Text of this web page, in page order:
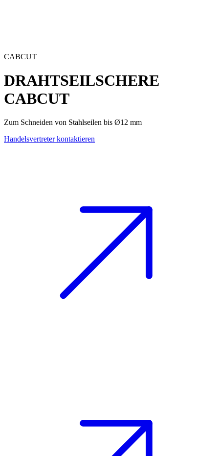
CABCUT
DRAHTSEILSCHERE
CABCUT
Zum Schneiden von Stahlseilen bis Ø12 mm
Handelsvertreter kontaktieren